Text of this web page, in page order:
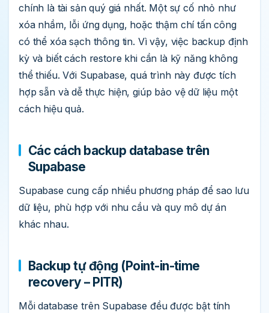
chính là tài sản quý giá nhất. Một sự cố nhỏ như
xóa nhầm, lỗi ứng dụng, hoặc thậm chí tấn công
có thể xóa sạch thông tin. Vì vậy, việc backup định
kỳ và biết cách restore khi cần là kỹ năng không
thể thiếu. Với Supabase, quá trình này được tích
hợp sẵn và dễ thực hiện, giúp bảo vệ dữ liệu một
cách hiệu quả.
Các cách backup database trên
Supabase
Supabase cung cấp nhiều phương pháp để sao lưu
dữ liệu, phù hợp với nhu cầu và quy mô dự án
khác nhau.
Backup tự động (Point-in-time
recovery – PITR)
Mỗi database trên Supabase đều được bật tính